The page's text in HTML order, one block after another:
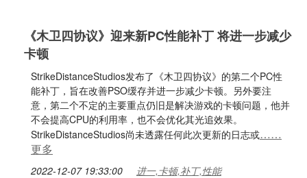
《木卫四协议》迎来新PC性能补丁 将进一步减少
卡顿
StrikeDistanceStudios发布了《木卫四协议》的第二个PC性
能补丁，旨在改善PSO缓存并进一步减少卡顿。另外要注
意，第二个不定的主要重点仍旧是解决游戏的卡顿问题，他并
不会提高CPU的利用率，也不会优化其光追效果。
StrikeDistanceStudios尚未透露任何此次更新的日志或……
更多
2022-12-07 19:33:00 进一,卡顿,补丁,性能